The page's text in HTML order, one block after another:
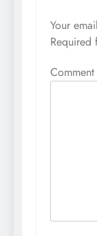
Your
Required
Comment